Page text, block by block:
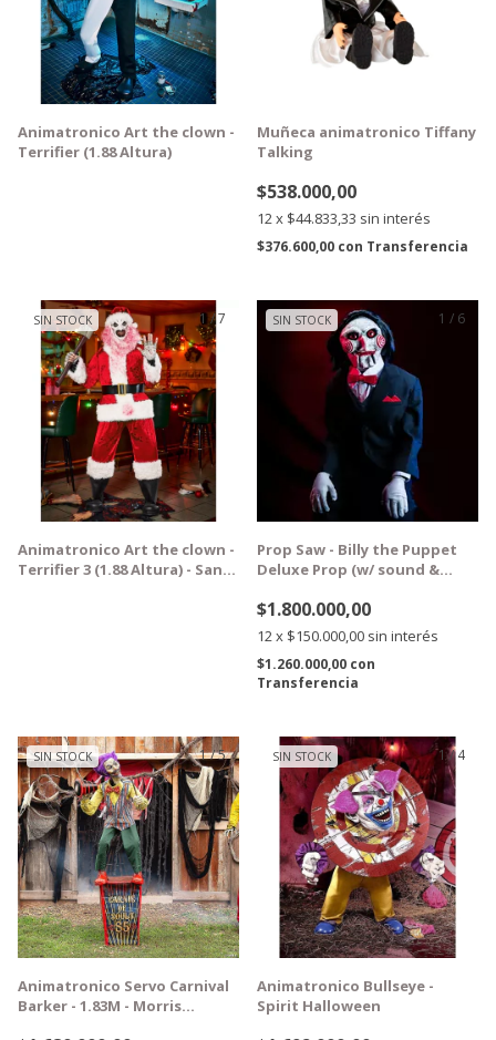
Animatronico Art the clown -
Terrifier (1.88 Altura)
Muñeca animatronico Tiffany
Talking
$538.000,00
12x $44.833,33 sin interés
$376.600,00 con Transferencia
1/7
SIN STOCK
Animatronico Art the clown -
Terrifier 3 (1.88 Altura) - Santa
1 / 6
SIN STOCK
GRATIS
Prop Saw - Billy the Puppet
Deluxe Prop (w/ sound &
$1.800.000,00
12x $150.000,00 sin interés
$1.260.000,00 con
Transferencia
1/5
SIN STOCK
GRATIS
Animatronico Servo Carnival
Barker - 1.83M - Morris
1/4
SIN STOCK
GRATIS
Animatronico Bullseye -
Spirit Halloween